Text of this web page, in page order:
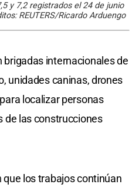
y 7,2 registrados el 24 de junio
REUTERS/Ricardo Arduengo
internacionales de
unidades caninas, drones
localizar personas
de las construcciones
los trabajos continúan